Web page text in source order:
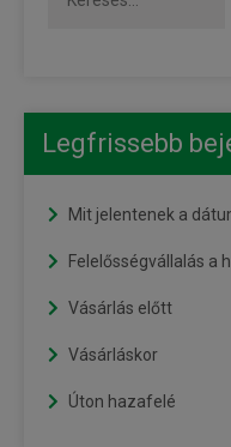
Legfrissebb
Mit jelentenek a
Felelősségvállalás a
Vásárlás előtt
Vásárláskor
Úton hazafelé